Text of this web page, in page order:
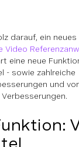
darauf, ein
Video
eine neue
- sowie zahlreiche
und